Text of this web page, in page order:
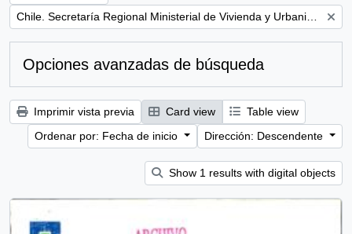
Remove filter:
Opciones avanzadas de búsqueda
Imprimir vista previa Card view
Table view
Ordenar por: Fecha de inicio
Dirección: Descendente
Show 1 results with digital objects